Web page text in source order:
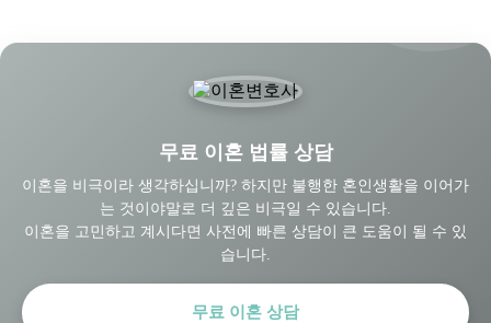
무료 이혼 법률 상담
이혼을 비극이라 생각하십니까? 하지만 불행한 혼인생활을 이어가
는 것이야말로 더 깊은 비극일 수 있습니다.
이혼을 고민하고 계시다면 사전에 빠른 상담이 큰 도움이 될 수 있
습니다.
무료 이혼 상담